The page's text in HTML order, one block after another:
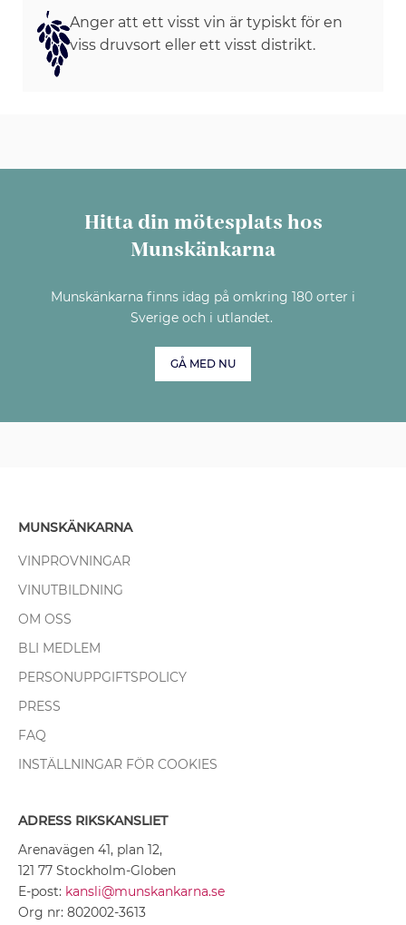
Anger att ett visst vin är typiskt för en
viss druvsort eller ett visst distrikt.
Hitta din mötesplats hos
Munskänkarna
Munskänkarna finns idag på omkring 180 orter i
Sverige och i utlandet.
GÅ MED NU
MUNSKÄNKARNA
VINPROVNINGAR
VINUTBILDNING
OM OSS
BLI MEDLEM
PERSONUPPGIFTSPOLICY
PRESS
FAQ
INSTÄLLNINGAR FÖR COOKIES
ADRESS RIKSKANSLIET
Arenavägen 41, plan 12,
121 77 Stockholm-Globen
E-post: kansli@munskankarna.se
Org nr: 802002-3613